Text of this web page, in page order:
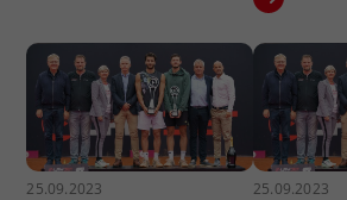
25.09.2023 25.09.2023